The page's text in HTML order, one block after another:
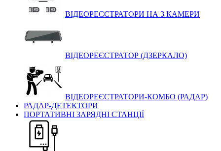
ВІДЕОРЕЄСТРАТОРИ НА 3 КАМЕРИ
ВІДЕОРЕЄСТРАТОР (ДЗЕРКАЛО)
ВІДЕОРЕЄСТРАТОРИ-КОМБО (РАДАР)
РАДАР-ДЕТЕКТОРИ
ПОРТАТИВНІ ЗАРЯДНІ СТАНЦІЇ